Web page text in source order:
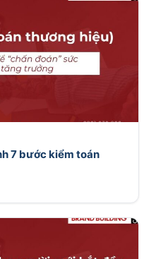
7 bước kiểm toán